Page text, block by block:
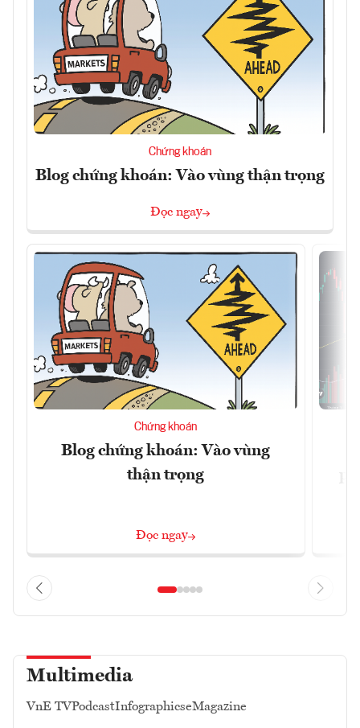
Chứng khoán
Blog chứng khoán: Vào vùng thận trọng
Đọc ngay
Chứng khoán
Blog chứng khoán: Vào vùng
thận trọng
Đọc ngay
Multimedia
VnE TVPodcastInfographicseMagazine